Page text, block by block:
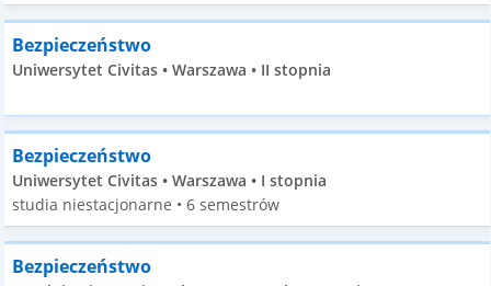
Bezpieczeństwo
Uniwersytet Civitas • Warszawa • II stopnia
Bezpieczeństwo
Uniwersytet Civitas • Warszawa • I stopnia
studia niestacjonarne • 6 semestrów
Bezpieczeństwo